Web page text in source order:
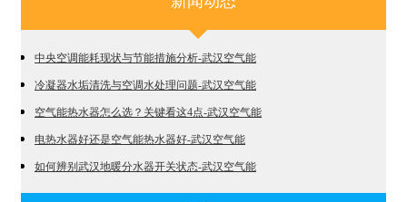
中央空调能耗现状与节能措施分析-武汉空气能
冷凝器水垢清洗与空调水处理问题-武汉空气能
空气能热水器怎么选？关键看这4点-武汉空气能
电热水器好还是空气能热水器好-武汉空气能
如何辨别武汉地暖分水器开关状态-武汉空气能